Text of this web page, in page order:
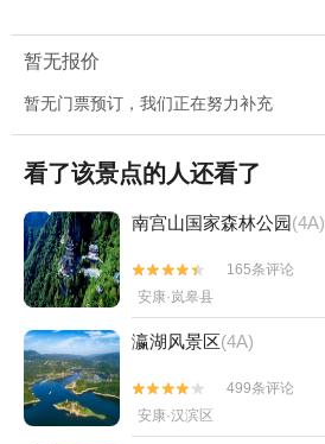
暂无报价
暂无门票预订，我们正在努力补充
看了该景点的人还看了
南宫山国家森林公园(4A)


165条评论
安康·岚皋县
瀛湖风景区(4A)


499条评论
安康·汉滨区